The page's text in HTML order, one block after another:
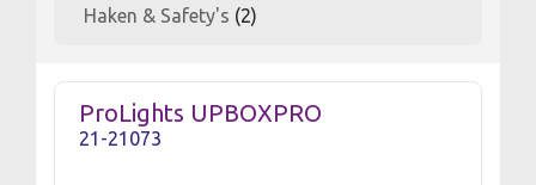
Haken & Safety's (2)
ProLights UPBOXPRO
21-21073